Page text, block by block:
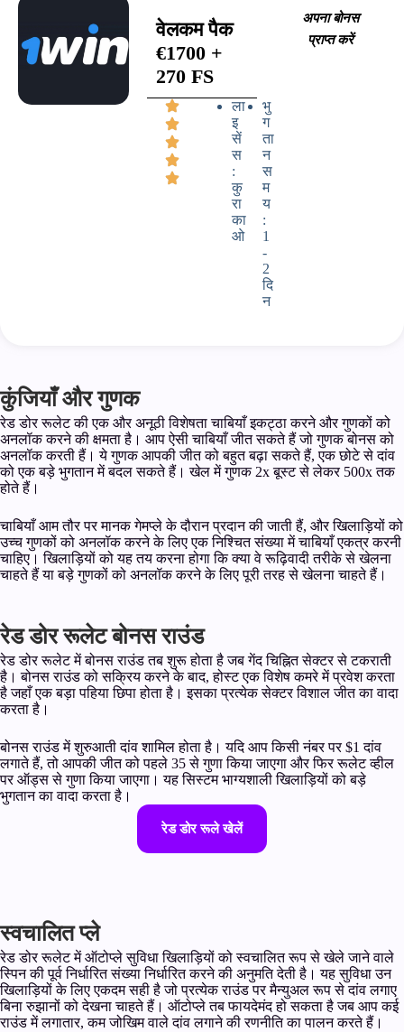
वेलकम पैक
€1700 +
270 FS
ला
इ
सें
स
:
कु
रा
का
ओ
भु
ग
ता
न
स
म
य
:
1
-
2
दि
न
अपना बोनस
प्राप्त करें
कुंजियाँ और गुणक
रेड डोर रूलेट की एक और अनूठी विशेषता चाबियाँ इकट्ठा करने और गुणकों को
अनलॉक करने की क्षमता है। आप ऐसी चाबियाँ जीत सकते हैं जो गुणक बोनस को
अनलॉक करती हैं। ये गुणक आपकी जीत को बहुत बढ़ा सकते हैं, एक छोटे से दांव
को एक बड़े भुगतान में बदल सकते हैं। खेल में गुणक 2x बूस्ट से लेकर 500x तक
होते हैं।
चाबियाँ आम तौर पर मानक गेमप्ले के दौरान प्रदान की जाती हैं, और खिलाड़ियों को
उच्च गुणकों को अनलॉक करने के लिए एक निश्चित संख्या में चाबियाँ एकत्र करनी
चाहिए। खिलाड़ियों को यह तय करना होगा कि क्या वे रूढ़िवादी तरीके से खेलना
चाहते हैं या बड़े गुणकों को अनलॉक करने के लिए पूरी तरह से खेलना चाहते हैं।
रेड डोर रूलेट बोनस राउंड
रेड डोर रूलेट में बोनस राउंड तब शुरू होता है जब गेंद चिह्नित सेक्टर से टकराती
है। बोनस राउंड को सक्रिय करने के बाद, होस्ट एक विशेष कमरे में प्रवेश करता
है जहाँ एक बड़ा पहिया छिपा होता है। इसका प्रत्येक सेक्टर विशाल जीत का वादा
करता है।
बोनस राउंड में शुरुआती दांव शामिल होता है। यदि आप किसी नंबर पर $1 दांव
लगाते हैं, तो आपकी जीत को पहले 35 से गुणा किया जाएगा और फिर रूलेट व्हील
पर ऑड्स से गुणा किया जाएगा। यह सिस्टम भाग्यशाली खिलाड़ियों को बड़े
भुगतान का वादा करता है।
रेड डोर रूले खेलें
स्वचालित प्ले
रेड डोर रूलेट में ऑटोप्ले सुविधा खिलाड़ियों को स्वचालित रूप से खेले जाने वाले
स्पिन की पूर्व निर्धारित संख्या निर्धारित करने की अनुमति देती है। यह सुविधा उन
खिलाड़ियों के लिए एकदम सही है जो प्रत्येक राउंड पर मैन्युअल रूप से दांव लगाए
बिना रुझानों को देखना चाहते हैं। ऑटोप्ले तब फायदेमंद हो सकता है जब आप कई
राउंड में लगातार, कम जोखिम वाले दांव लगाने की रणनीति का पालन करते हैं।